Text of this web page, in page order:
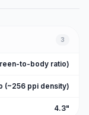
3
to-body ratio)
(~256 ppi density)
4.3"